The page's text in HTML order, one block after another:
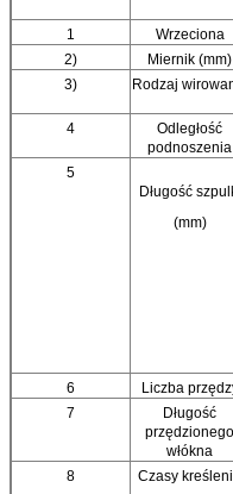
1
Wrzeciona
2)
Miernik (mm)
3)
Rodzaj
4
Odległość
podnoszenia
5
Długość
(mm)
6
Liczba
7
Długość
przędzionego
włókna
8 Czasy